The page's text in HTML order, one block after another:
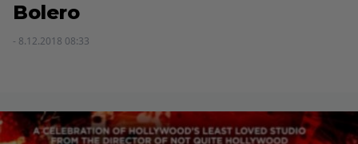
Bolero
- 8.12.2018 08:33